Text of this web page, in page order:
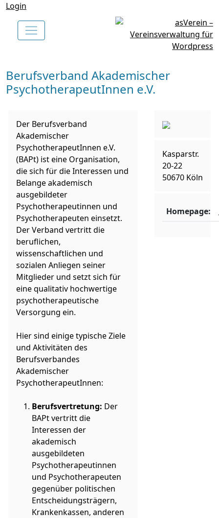
Login
Berufsverband Akademischer
PsychotherapeutInnen e.V.
Der Berufsverband
Akademischer
PsychotherapeutInnen e.V.
(BAPt) ist eine Organisation,
die sich für die Interessen und
Belange akademisch
ausgebildeter
Psychotherapeutinnen und
Psychotherapeuten einsetzt.
Der Verband vertritt die
beruflichen,
wissenschaftlichen und
sozialen Anliegen seiner
Mitglieder und setzt sich für
eine qualitativ hochwertige
psychotherapeutische
Versorgung ein.
Hier sind einige typische Ziele
und Aktivitäten des
Berufsverbandes
Akademischer
PsychotherapeutInnen:
Berufsvertretung: Der
BAPt vertritt die
Interessen der
akademisch
ausgebildeten
Psychotherapeutinnen
und Psychotherapeuten
gegenüber politischen
Entscheidungsträgern,
Krankenkassen, anderen
Kasparstr.
20-22
50670 Köln
Homepage: